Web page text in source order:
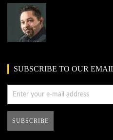
SUBSCRIBE TO OUR